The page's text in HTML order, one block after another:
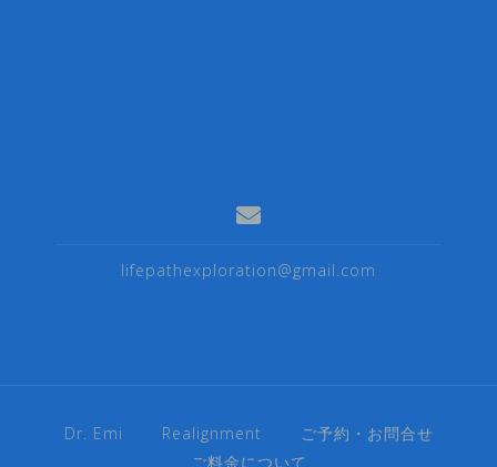
lifepathexploration@gmail.com
Dr. Emi Realignment
ご予約・お問合せ
ご料金について